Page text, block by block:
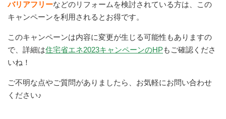
バリアフリーなどのリフォームを検討されている方は、この
キャンペーンを利用されるとお得です。
このキャンペーンは内容に変更が生じる可能性もありますの
で、詳細は住宅省エネ2023キャンペーンのHPもご確認くださ
いね！
ご不明な点やご質問がありましたら、お気軽にお問い合わせ
ください♪